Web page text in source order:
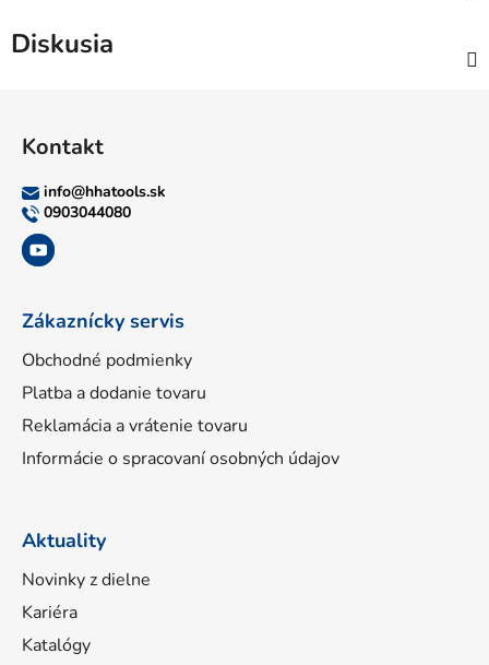
Diskusia
Kontakt
info@hhatools.sk
0903044080
Zákaznícky servis
Obchodné podmienky
Platba a dodanie tovaru
Reklamácia a vrátenie tovaru
Informácie o spracovaní osobných údajov
Aktuality
Novinky z dielne
Kariéra
Katalógy